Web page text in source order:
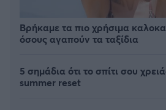
Βρήκαμε τα πιο χρήσιμα
όσους αγαπούν τα ταξίδια
5 σημάδια ότι το σπίτι σου
summer reset